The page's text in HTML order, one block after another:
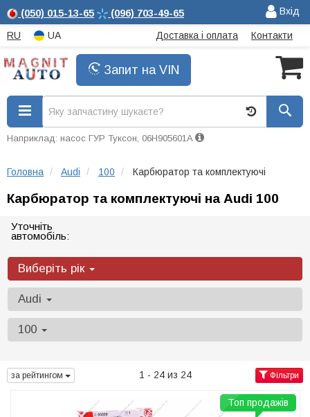
(050) 015-13-65 (096) 703-49-65 Вхід
RU UA Доставка і оплата Контакти
Запит на VIN
Наприклад: насос ГУР Туксон, 06H905601A
Головна Audi 100 Карбюратор та комплектуючі
Карбюратор та комплектуючі на Audi 100
Уточніть
автомобіль:
Виберіть рік
Audi
100
за рейтингом 1 - 24 из 24 Фільтри
Топ продажів